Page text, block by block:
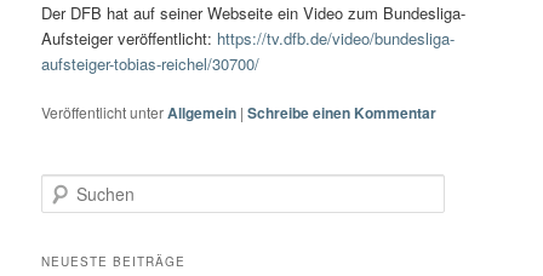
Der DFB hat auf seiner Webseite ein Video zum Bundesliga-
Aufsteiger veröffentlicht: https://tv.dfb.de/video/bundesliga-
aufsteiger-tobias-reichel/30700/
Veröffentlicht unterAllgemein |Schreibe einen Kommentar
u
h
NEUESTE BEITRÄGE